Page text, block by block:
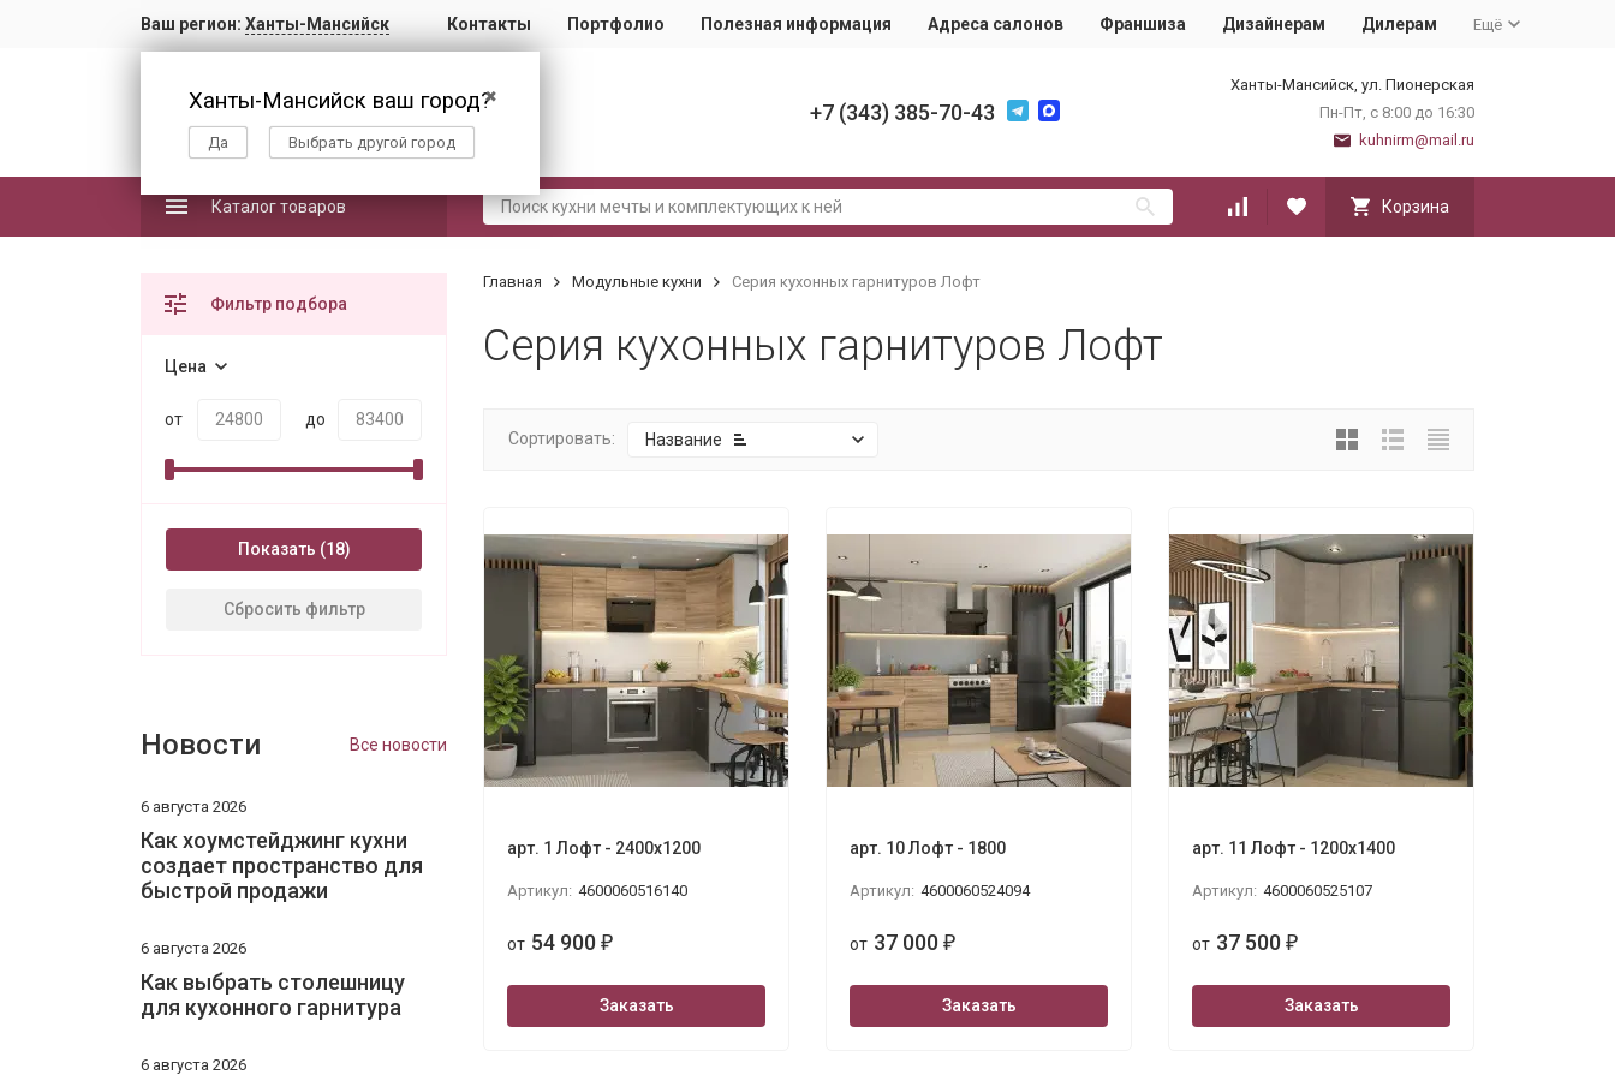
Ваш регион: Ханты-Мансийск
✖
Ханты-Мансийск ваш город?
Да Выбрать другой город
Контакты Портфолио Полезная информация Адреса салонов Франшиза Дизайнерам Дилерам Ещё
+7 (343) 385-70-43
Ханты-Мансийск, ул. Пионерская
Пн-Пт, с 8:00 до 16:30
kuhnirm@mail.ru
Каталог товаров Корзина
Главная Модульные кухни Серия кухонных гарнитуров Лофт
Серия кухонных гарнитуров Лофт
Сортировать: Название
арт. 1 Лофт - 2400х1200
Артикул: 4600060516140
от 54 900 ₽
Заказать
арт. 10 Лофт - 1800
Артикул: 4600060524094
от 37 000 ₽
Заказать
арт. 11 Лофт - 1200х1400
Артикул: 4600060525107
от 37 500 ₽
Заказать
Фильтр подбора
Цена
от до
Показать
Сбросить фильтр
Новости Все новости
6 августа 2026
Как хоумстейджинг кухни
создает пространство для
быстрой продажи
6 августа 2026
Как выбрать столешницу
для кухонного гарнитура
6 августа 2026